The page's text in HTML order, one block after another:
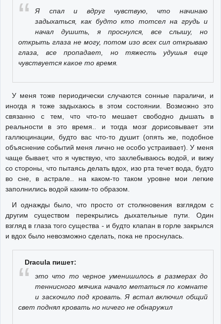
Я спал и вдруг чувствую, что начинаю
задыхаться, как будто кто тотсел на грудь и
начал душить, я проснулся, все слышу, но
открыть глаза не могу, потом изо всех сил открываю
глаза, все пропадает, но тяжесть удушья еще
чувствуется какое то время.
У меня тоже периодически случаются сонные параличи, и
иногда я тоже задыхаюсь в этом состоянии. Возможно это
связанно с тем, что что-то мешает свободно дышать в
реальности в это время.. и тогда мозг дорисовывает эти
галлюцинации, будто вас что-то душит (опять же, подобное
объяснение событий меня лично не особо устраивает). У меня
чаще бывает, что я чувствую, что захлебываюсь водой, и вижу
со стороны, что пытаясь делать вдох, изо рта течет вода, будто
во сне, в астрале.. на каком-то таком уровне мои легкие
заполнились водой каким-то образом.
И однажды было, что просто от столкновения взглядом с
другим существом перекрылись дыхательные пути. Один
взгляд в глаза того существа - и будто клапан в горле закрылся
и вдох было невозможно сделать, пока не проснулась.
Dracula пишет:
это что то черное уменишилось в размерах до
теннисного мячика начало метаться по комнате
и заскочило под кровать. Я встал включил общий
свет поднял кровать но ничего не обнаружил